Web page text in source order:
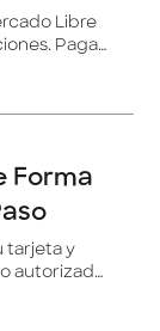
Libre
Paga
Forma
tarjeta y
autorizado
guía paso